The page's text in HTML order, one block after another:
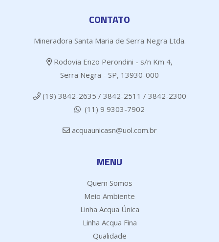
CONTATO
Mineradora Santa Maria de Serra Negra Ltda.
Rodovia Enzo Perondini - s/n Km 4,
Serra Negra - SP, 13930-000
(19) 3842-2635 / 3842-2511 / 3842-2300
(11) 9 9303-7902
acquaunicasn@uol.com.br
MENU
Quem Somos
Meio Ambiente
Linha Acqua Única
Linha Acqua Fina
Qualidade